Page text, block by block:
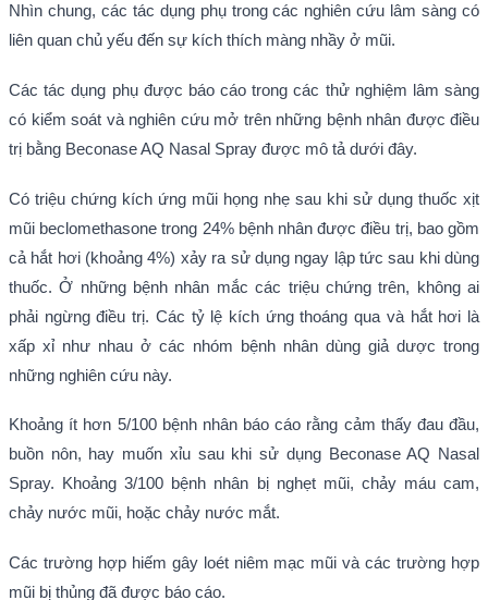
Nhìn chung, các tác dụng phụ trong các nghiên cứu lâm sàng có
liên quan chủ yếu đến sự kích thích màng nhầy ở mũi.
Các tác dụng phụ được báo cáo trong các thử nghiệm lâm sàng
có kiểm soát và nghiên cứu mở trên những bệnh nhân được điều
trị bằng Beconase AQ Nasal Spray được mô tả dưới đây.
Có triệu chứng kích ứng mũi họng nhẹ sau khi sử dụng thuốc xịt
mũi beclomethasone trong 24% bệnh nhân được điều trị, bao gồm
cả hắt hơi (khoảng 4%) xảy ra sử dụng ngay lập tức sau khi dùng
thuốc. Ở những bệnh nhân mắc các triệu chứng trên, không ai
phải ngừng điều trị. Các tỷ lệ kích ứng thoáng qua và hắt hơi là
xấp xỉ như nhau ở các nhóm bệnh nhân dùng giả dược trong
những nghiên cứu này.
Khoảng ít hơn 5/100 bệnh nhân báo cáo rằng cảm thấy đau đầu,
buồn nôn, hay muốn xỉu sau khi sử dụng Beconase AQ Nasal
Spray. Khoảng 3/100 bệnh nhân bị nghẹt mũi, chảy máu cam,
chảy nước mũi, hoặc chảy nước mắt.
Các trường hợp hiếm gây loét niêm mạc mũi và các trường hợp
mũi bị thủng đã được báo cáo.